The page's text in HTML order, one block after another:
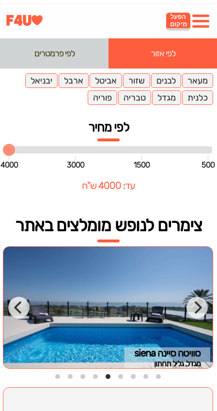
הפעל
מיקום
לפי אזור לפי פרמטרים
מעאר לבנים שזור אביטל ארבל
יבניאל
כלנית
מגדל טבריה פוריה
לפי מחיר
500
1500
3000
4000
עד: 4000 ש"ח
צימרים לנופש מומלצים באתר
סוויטה סיינה siena
מגדל, גליל תחתון